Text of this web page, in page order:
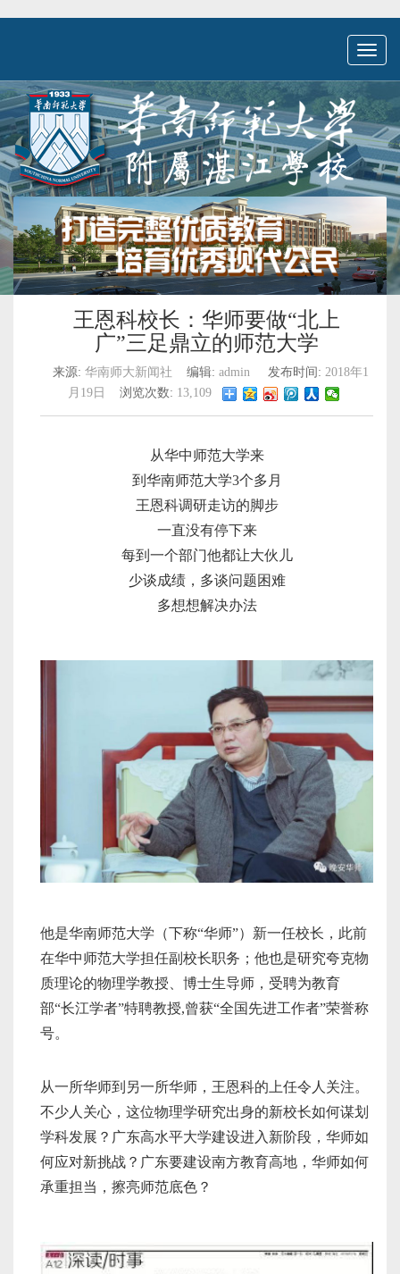
Toggle
王恩科校长：华师要做“北上
广”三足鼎立的师范大学
来源: 华南师大新闻社 编辑: admin 发布时间: 2018年1
月19日
浏览次数: 13,109
从华中师范大学来
到华南师范大学3个多月
王恩科调研走访的脚步
一直没有停下来
每到一个部门他都让大伙儿
少谈成绩，多谈问题困难
多想想解决办法
他是华南师范大学（下称“华师”）新一任校长，此前
在华中师范大学担任副校长职务；他也是研究夸克物
质理论的物理学教授、博士生导师，受聘为教育
部“长江学者”特聘教授,曾获“全国先进工作者”荣誉称
号。
从一所华师到另一所华师，王恩科的上任令人关注。
不少人关心，这位物理学研究出身的新校长如何谋划
学科发展？广东高水平大学建设进入新阶段，华师如
何应对新挑战？广东要建设南方教育高地，华师如何
承重担当，擦亮师范底色？